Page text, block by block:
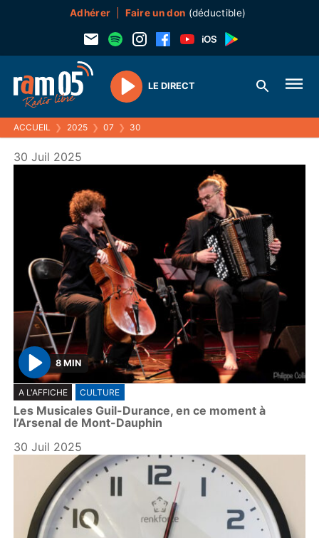
Adhérer Faire un don (déductible)
Play
LE DIRECT
ACCUEIL ❯ 2025 ❯ 07 ❯ 30
30 Juil 2025
P
l
a
y
8 MIN
A L'AFFICHE CULTURE
Les Musicales Guil-Durance, en ce moment à
l’Arsenal de Mont-Dauphin
30 Juil 2025